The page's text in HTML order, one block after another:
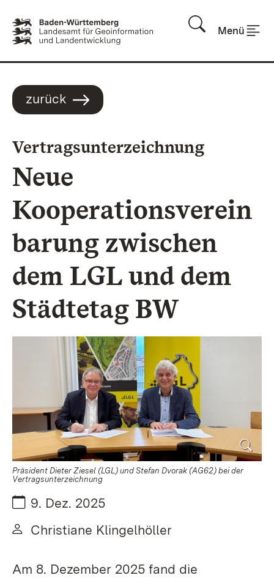
Menü
zurück
Vertragsunterzeichnung:
Neue
Kooperationsverein
barung zwischen
dem LGL und dem
Städtetag BW
Präsident Dieter Ziesel (LGL) und Stefan Dvorak (AG62) bei der
Vertragsunterzeichnung
Datum:
9. Dez. 2025
Von:
Christiane Klingelhöller
Am 8. Dezember 2025 fand die